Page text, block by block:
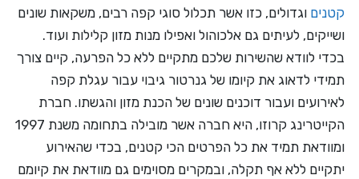
קטניםוגדולים, כזו אשר תכלול סוגי קפה רבים, משקאות שונים
ושייקים, לעיתים גם אלכוהול ואפילו מנות מזון קלילות ועוד.
בכדי לוודא שהשירות שלכם מתקיים ללא כל הפרעה, קיים צורך
תמידי לדאוג את קיומו של גנרטור גיבוי עבור עגלת קפה
לאירועים ועבור דוכנים שונים של הכנת מזון והגשתו. חברת
הקייטרינג קרוזו, היא חברה אשר מובילה בתחומה משנת 1997
ומוודאת תמיד את כל הפרטים הכי קטנים, בכדי שהאירוע
יתקיים ללא אף תקלה, ובמקרים מסוימים גם מוודאת את קיומם